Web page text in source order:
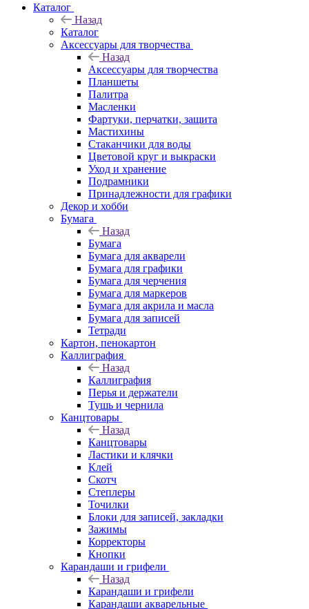
Каталог
Назад
Каталог
Аксессуары для творчества
Назад
Аксессуары для творчества
Планшеты
Палитра
Масленки
Фартуки, перчатки, защита
Мастихины
Стаканчики для воды
Цветовой круг и выкраски
Уход и хранение
Подрамники
Принадлежности для графики
Декор и хобби
Бумага
Назад
Бумага
Бумага для акварели
Бумага для графики
Бумага для черчения
Бумага для маркеров
Бумага для акрила и масла
Бумага для записей
Тетради
Картон, пенокартон
Каллиграфия
Назад
Каллиграфия
Перья и держатели
Тушь и чернила
Канцтовары
Назад
Канцтовары
Ластики и клячки
Клей
Скотч
Степлеры
Точилки
Блоки для записей, закладки
Зажимы
Корректоры
Кнопки
Карандаши и грифели
Назад
Карандаши и грифели
Карандаши акварельные